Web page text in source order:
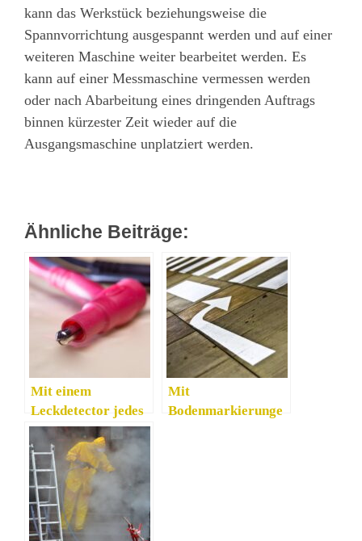
kann das Werkstück beziehungsweise die
Spannvorrichtung ausgespannt werden und auf einer
weiteren Maschine weiter bearbeitet werden. Es
kann auf einer Messmaschine vermessen werden
oder nach Abarbeitung eines dringenden Auftrags
binnen kürzester Zeit wieder auf die
Ausgangsmaschine unplatziert werden.
Ähnliche Beiträge:
Mit einem
Leckdetector jedes
Leck schnell und
sicher finden
können
Mit
Bodenmarkierunge